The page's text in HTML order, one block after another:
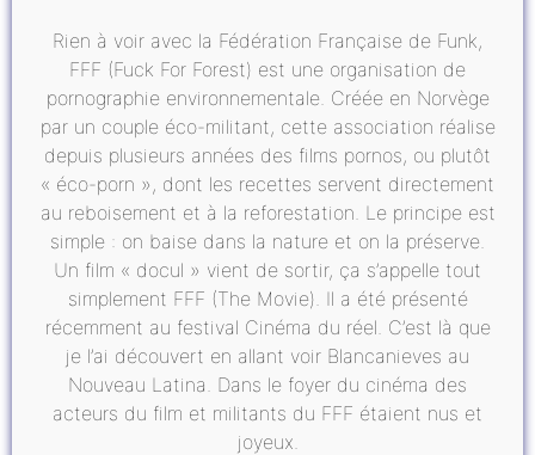
Rien à voir avec la Fédération Française de Funk,
FFF (Fuck For Forest) est une organisation de
pornographie environnementale. Créée en Norvège
par un couple éco-militant, cette association réalise
depuis plusieurs années des films pornos, ou plutôt
« éco-porn », dont les recettes servent directement
au reboisement et à la reforestation. Le principe est
simple : on baise dans la nature et on la préserve.
Un film « docul » vient de sortir, ça s’appelle tout
simplement FFF (The Movie). Il a été présenté
récemment au festival Cinéma du réel. C’est là que
je l’ai découvert en allant voir Blancanieves au
Nouveau Latina. Dans le foyer du cinéma des
acteurs du film et militants du FFF étaient nus et
joyeux.